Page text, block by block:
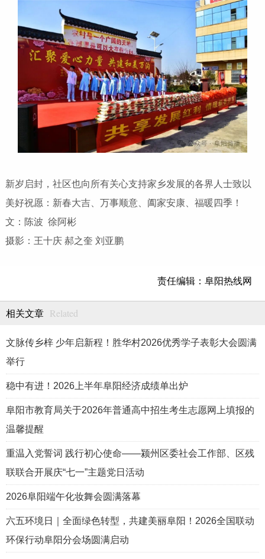
新岁启封，社区也向所有关心支持家乡发展的各界人士致以
美好祝愿：新春大吉、万事顺意、阖家安康、福暖四季！
文：陈波 徐阿彬
摄影：王十庆 郝之奎 刘亚鹏
责任编辑：阜阳热线网
相关文章 Related
文脉传乡梓 少年启新程！胜华村2026优秀学子表彰大会圆满
举行
稳中有进！2026上半年阜阳经济成绩单出炉
阜阳市教育局关于2026年普通高中招生考生志愿网上填报的
温馨提醒
重温入党誓词 践行初心使命——颍州区委社会工作部、区残
联联合开展庆“七一”主题党日活动
2026阜阳端午化妆舞会圆满落幕
六五环境日｜全面绿色转型，共建美丽阜阳！2026全国联动
环保行动阜阳分会场圆满启动